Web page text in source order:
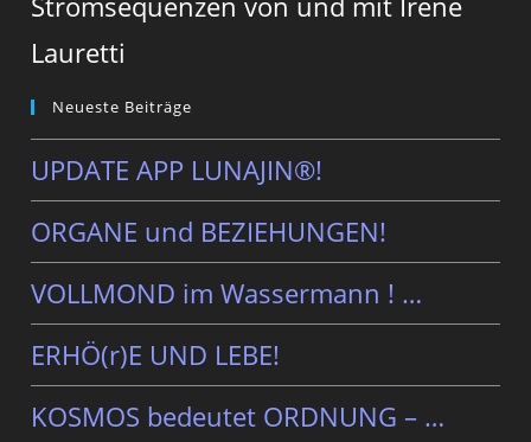
Lauretti
Neueste Beiträge
UPDATE APP LUNAJIN®!
ORGANE und BEZIEHUNGEN!
VOLLMOND im Wassermann ! …
ERHÖ(r)E UND LEBE!
KOSMOS bedeutet ORDNUNG – …